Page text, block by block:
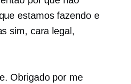
estamos fazendo e
sim, cara legal,
Obrigado por me